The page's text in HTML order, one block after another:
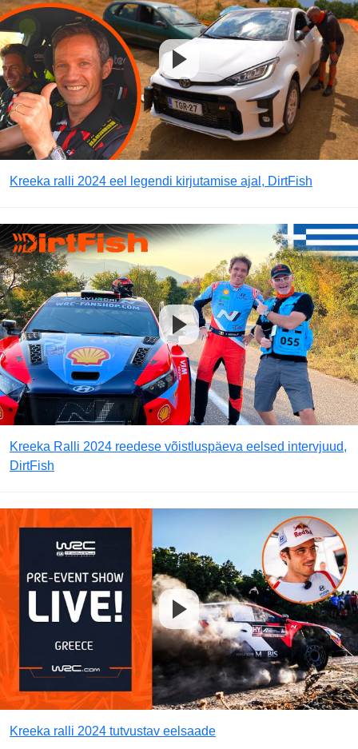
Kreeka ralli 2024 eel legendi kirjutamise ajal, DirtFish
Kreeka Ralli 2024 reedese võistluspäeva eelsed intervjuud,
DirtFish
Kreeka ralli 2024 tutvustav eelsaade